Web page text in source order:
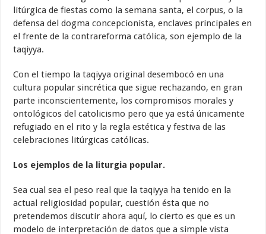
litúrgica de fiestas como la semana santa, el corpus, o la
defensa del dogma concepcionista, enclaves principales en
el frente de la contrareforma católica, son ejemplo de la
taqiyya.
Con el tiempo la taqiyya original desembocó en una
cultura popular sincrética que sigue rechazando, en gran
parte inconscientemente, los compromisos morales y
ontológicos del catolicismo pero que ya está únicamente
refugiado en el rito y la regla estética y festiva de las
celebraciones litúrgicas católicas.
Los ejemplos de la liturgia popular.
Sea cual sea el peso real que la taqiyya ha tenido en la
actual religiosidad popular, cuestión ésta que no
pretendemos discutir ahora aquí, lo cierto es que es un
modelo de interpretación de datos que a simple vista